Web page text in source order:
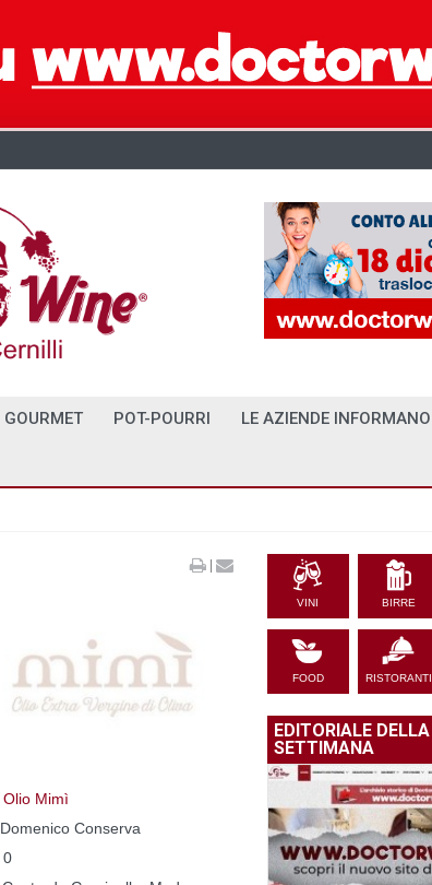
GOURMET POT-POURRI LE AZIENDE INFORMANO
|
Olio Mimì
Domenico Conserva
0
VINI BIRRE
FOOD RISTORANTI
EDITORIALE DELLA
SETTIMANA